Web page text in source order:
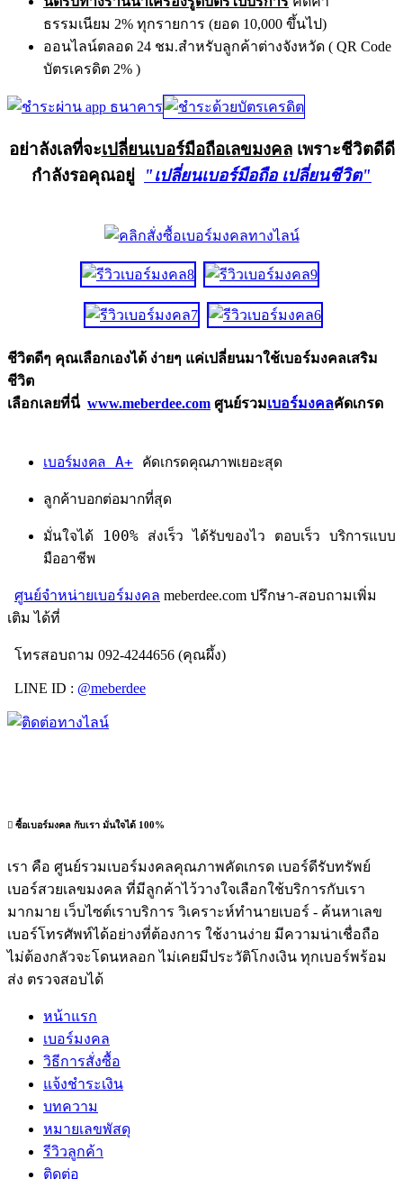
ธรรมเนียม 2% ทุกรายการ (ยอด 10,000 ขึ้นไป)
ออนไลน์ตลอด 24 ชม.สำหรับลูกค้าต่างจังหวัด ( QR Code
บัตรเครดิต 2% )
อย่าลังเลที่จะเปลี่ยนเบอร์มือถือเลขมงคลเพราะชีวิตดีดี
กำลังรอคุณอยู่
"เปลี่ยนเบอร์มือถือ เปลี่ยนชีวิต"
ชีวิตดีๆ คุณเลือกเองได้ ง่ายๆ แค่เปลี่ยนมาใช้เบอร์มงคลเสริม
ชีวิต
เลือกเลยที่นี่ www.meberdee.com ศูนย์รวมเบอร์มงคลคัดเกรด
เบอร์มงคล A+ คัดเกรดคุณภาพเยอะสุด
ลูกค้าบอกต่อมากที่สุด
มั่นใจได้ 100% ส่งเร็ว ได้รับของไว ตอบเร็ว บริการแบบ
มืออาชีพ
ศูนย์จำหน่ายเบอร์มงคล meberdee.com ปรึกษา-สอบถามเพิ่ม
เติม ได้ที่
โทรสอบถาม 092-4244656 (คุณผึ้ง)
LINE ID : @meberdee
ซื้อเบอร์มงคล กับเรา มั่นใจได้ 100%
เรา คือ ศูนย์รวมเบอร์มงคลคุณภาพคัดเกรด เบอร์ดีรับทรัพย์
เบอร์สวยเลขมงคล ที่มีลูกค้าไว้วางใจเลือกใช้บริการกับเรา
มากมาย เว็บไซต์เราบริการ วิเคราะห์ทำนายเบอร์ - ค้นหาเลข
เบอร์โทรศัพท์ได้อย่างที่ต้องการ ใช้งานง่าย มีความน่าเชื่อถือ
ไม่ต้องกลัวจะโดนหลอก ไม่เคยมีประวัติโกงเงิน ทุกเบอร์พร้อม
ส่ง ตรวจสอบได้
หน้าแรก
เบอร์มงคล
วิธีการสั่งซื้อ
แจ้งชำระเงิน
บทความ
หมายเลขพัสดุ
รีวิวลูกค้า
ติดต่อ